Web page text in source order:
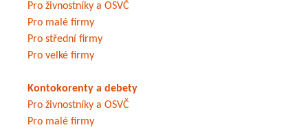
Pro živnostníky a OSVČ
Pro malé firmy
Pro střední firmy
Pro velké firmy
Kontokorenty a debety
Pro živnostníky a OSVČ
Pro malé firmy